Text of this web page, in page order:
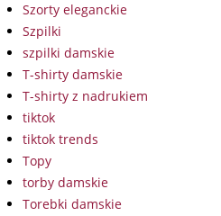
Szorty eleganckie
Szpilki
szpilki damskie
T-shirty damskie
T-shirty z nadrukiem
tiktok
tiktok trends
Topy
torby damskie
Torebki damskie